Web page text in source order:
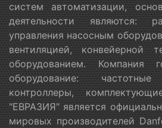
систем автоматизации,
деятельности являются:
управления насосным
вентиляцией, конвейерной
оборудованием. Компания
оборудование: частотные
контроллеры,
"ЕВРАЗИЯ" является
мировых производителей